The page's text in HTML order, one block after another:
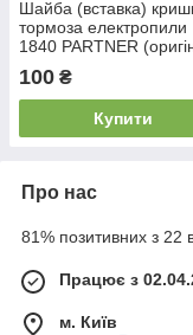
Шайба (вставка)
тормоза електропили
1840 PARTNER
100 ₴
Купити
Про нас
81% позитивних з 22
Працює з
м. Київ